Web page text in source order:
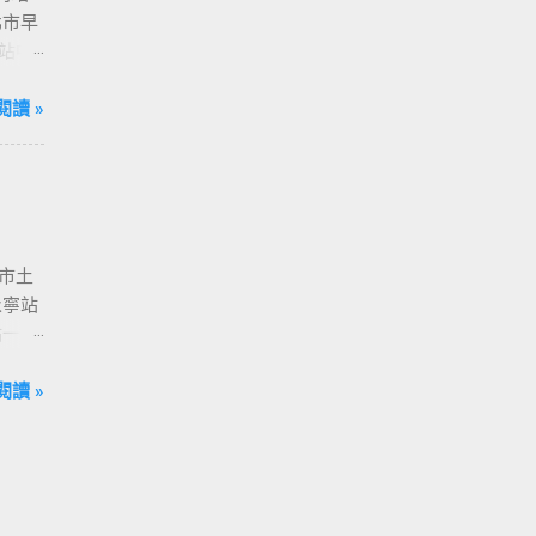
早
中
亞
國
港
讀 »
土
站
號
導
讀 »